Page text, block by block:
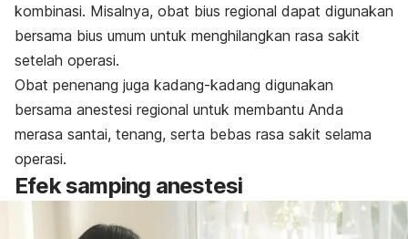
kombinasi. Misalnya, obat bius regional dapat digunakan
bersama bius umum untuk menghilangkan rasa sakit
setelah operasi.
Obat penenang juga kadang-kadang digunakan
bersama anestesi regional untuk membantu Anda
merasa santai, tenang, serta bebas rasa sakit selama
operasi.
Efek samping anestesi